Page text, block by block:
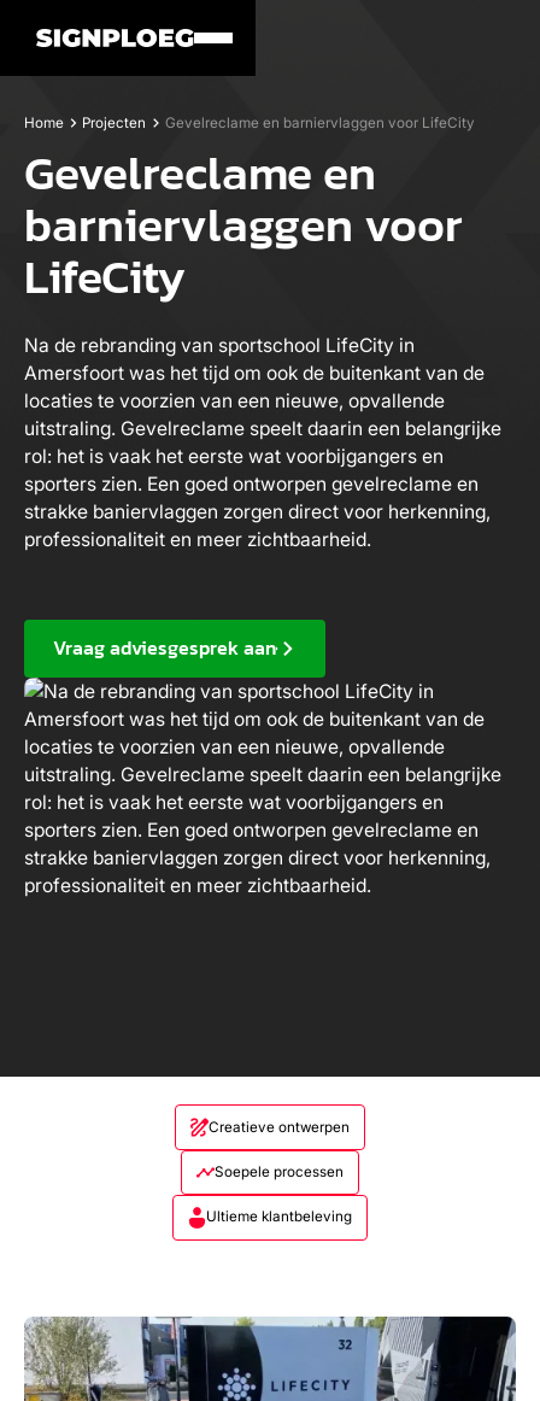
Home Projecten Gevelreclame en barniervlaggen voor LifeCity
Gevelreclame en
barniervlaggen voor
LifeCity
Na de rebranding van sportschool LifeCity in
Amersfoort was het tijd om ook de buitenkant van de
locaties te voorzien van een nieuwe, opvallende
uitstraling. Gevelreclame speelt daarin een belangrijke
rol: het is vaak het eerste wat voorbijgangers en
sporters zien. Een goed ontworpen gevelreclame en
strakke baniervlaggen zorgen direct voor herkenning,
professionaliteit en meer zichtbaarheid.
Vraag adviesgesprek aan
Creatieve ontwerpen
Soepele processen
Ultieme klantbeleving